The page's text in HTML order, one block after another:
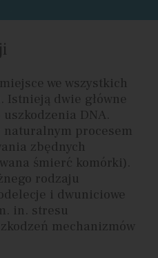
we wszystkich
Istnieją dwie główne
DNA.
naturalnym procesem
zbędnych
śmierć komórki).
rodzaju
i dwuniciowe
in. stresu
mechanizmów